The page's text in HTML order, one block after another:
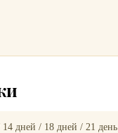
дней / 18 дней / 21 день